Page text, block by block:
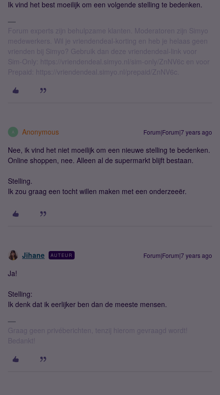
Ik vind het best moeilijk om een volgende stelling te bedenken.
Forum experts zijn behulpzame klanten. Moderatoren zijn Simyo
medewerkers. Wil je vriendendeal-korting en heb je helaas geen
vrienden bij Simyo? Gebruik dan deze vriendendeal-link voor
Sim-Only: https://vriendendeal.simyo.nl/sim-only/ZnNV6c en voor
Prepaid: https://vriendendeal.simyo.nl/prepaid/ZnNV6c.
A Anonymous Forum|Forum|7 years ago
Nee, ik vind het niet moeilijk om een nieuwe stelling te bedenken.
Online shoppen, nee. Alleen al de supermarkt blijft bestaan.
Stelling.
Ik zou graag een tocht willen maken met een onderzeeër.
Jihane AUTEUR Forum|Forum|7 years ago
Ja!
Stelling:
Ik denk dat ik eerlijker ben dan de meeste mensen.
Graag geen privéberichten, tenzij hierom gevraagd wordt!
Bedankt!